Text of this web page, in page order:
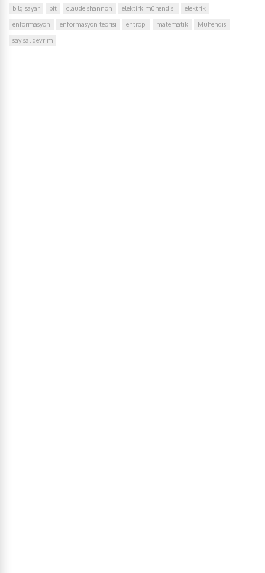
bilgisayar bit claude shannon elektirk mühendisi
elektrik
enformasyon
enformasyon teorisi entropi matematik
Mühendis
sayısal devrim